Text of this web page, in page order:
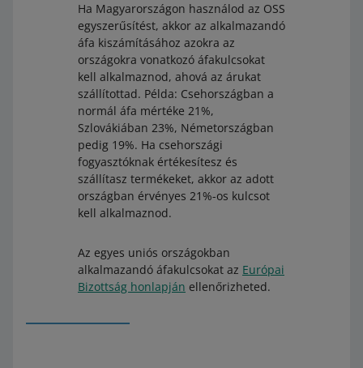
Ha Magyarországon használod az OSS
egyszerűsítést, akkor az alkalmazandó
áfa kiszámításához azokra az
országokra vonatkozó áfakulcsokat
kell alkalmaznod, ahová az árukat
szállítottad. Példa: Csehországban a
normál áfa mértéke 21%,
Szlovákiában 23%, Németországban
pedig 19%. Ha csehországi
fogyasztóknak értékesítesz és
szállítasz termékeket, akkor az adott
országban érvényes 21%-os kulcsot
kell alkalmaznod.
Az egyes uniós országokban
alkalmazandó áfakulcsokat az Európai
Bizottság honlapján ellenőrizheted.